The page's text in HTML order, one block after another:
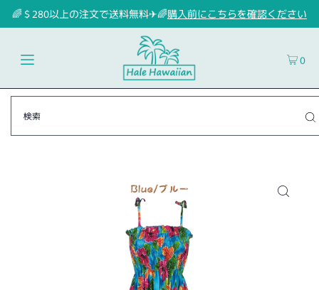
🌈＄280以上の注文で送料無料✈🌈購入前にこちらを確認ください
0